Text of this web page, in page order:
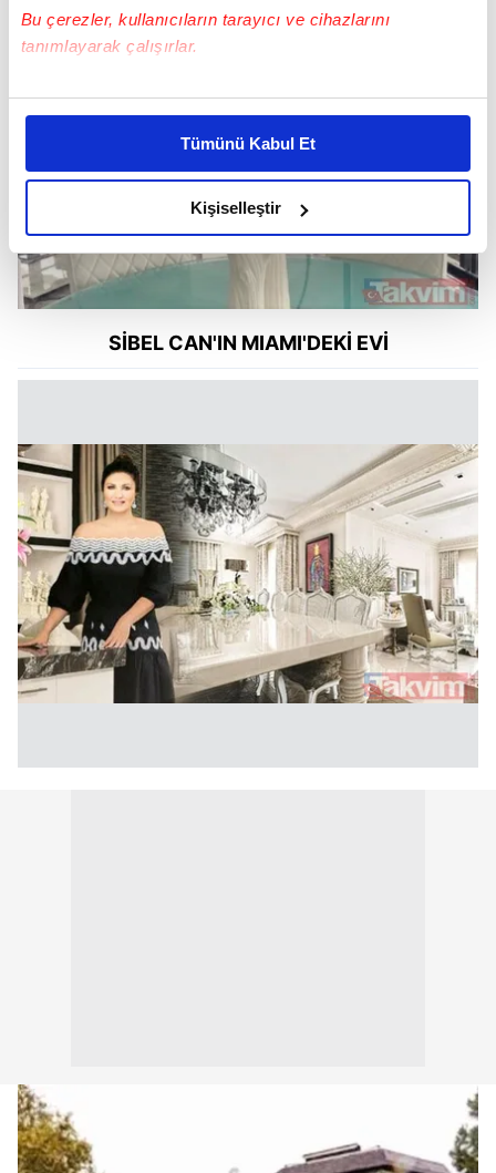
Bu çerezler, kullanıcıların tarayıcı ve cihazlarını
tanımlayarak çalışırlar.
Bu çerezlere izin vermeniz halinde sizlere özel
daha iyi reklam deneyimi yaşatabiliriz. Bunu yaparken
amacımızın size daha iyi bir reklam deneyimi sunmak
olduğunu ve sizlere en iyi içerikleri sunabilmek adına
elimizden gelen çabayı gösterdiğimizi ve bu noktada,
reklamların maliyetlerimizi karşılamak noktasında tek gelir
kalemimiz olduğunu sizlere hatırlatmak isteriz.
Her halükârda, kullanıcılar, bu çerezlere izin vermedikleri
takdirde, kullanıcılara hedefli reklamlar
Sizlere daha iyi bir hizmet sunabilmek için İnternet
Sitemizde kendimize ve üçüncü kişilere ait çerezler
kullanılmaktadır. Bu çerezler vasıtasıyla çeşitli kişisel
verileriniz işlenmekte olup gerekli olan çerezler bilgi
toplumu hizmetlerinin sunulması amacıyla
kullanılmaktadır. Diğer çerezler, sitemizin daha işlevsel
kılınması ve kişiselleştirilmesi ve sizlere yönelik
reklam/pazarlama faaliyetlerinin yapılması, amaçlarıyla
sınırlı olarak açık rızanız dahilinde kullanılacaktır.
için Ayarlar butonuna tıklayabilir,Çerez Bilgilendirme
Tümünü Kabul Et
Kişiselleştir
SİBEL CAN'IN MIAMI'DEKİ EVİ